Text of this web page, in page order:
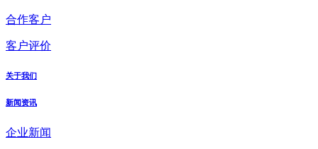
合作客户
客户评价
关于我们
新闻资讯
企业新闻